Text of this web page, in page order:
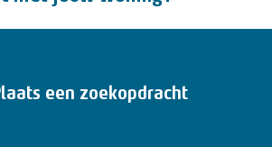
op de overloop is de vliering
ruimte voor het opbergen van
een zoekopdracht